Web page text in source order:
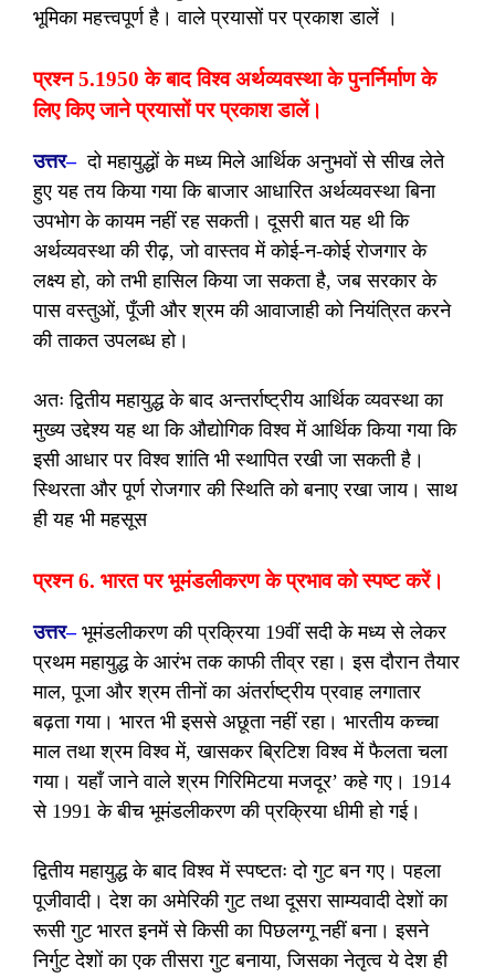
भूमिका महत्त्वपूर्ण है। वाले प्रयासों पर प्रकाश डालें ।
प्रश्न 5.1950 के बाद विश्व अर्थव्यवस्था के पुनर्निर्माण के
लिए किए जाने प्रयासों पर प्रकाश डालें।
उत्तर– दो महायुद्धों के मध्य मिले आर्थिक अनुभवों से सीख लेते
हुए यह तय किया गया कि बाजार आधारित अर्थव्यवस्था बिना
उपभोग के कायम नहीं रह सकती। दूसरी बात यह थी कि
अर्थव्यवस्था की रीढ़, जो वास्तव में कोई-न-कोई रोजगार के
लक्ष्य हो, को तभी हासिल किया जा सकता है, जब सरकार के
पास वस्तुओं, पूँजी और श्रम की आवाजाही को नियंत्रित करने
की ताकत उपलब्ध हो।
अतः द्वितीय महायुद्ध के बाद अन्तर्राष्ट्रीय आर्थिक व्यवस्था का
मुख्य उद्देश्य यह था कि औद्योगिक विश्व में आर्थिक किया गया कि
इसी आधार पर विश्व शांति भी स्थापित रखी जा सकती है।
स्थिरता और पूर्ण रोजगार की स्थिति को बनाए रखा जाय। साथ
ही यह भी महसूस
प्रश्न 6. भारत पर भूमंडलीकरण के प्रभाव को स्पष्ट करें।
उत्तर– भूमंडलीकरण की प्रक्रिया 19वीं सदी के मध्य से लेकर
प्रथम महायुद्ध के आरंभ तक काफी तीव्र रहा। इस दौरान तैयार
माल, पूजा और श्रम तीनों का अंतर्राष्ट्रीय प्रवाह लगातार
बढ़ता गया। भारत भी इससे अछूता नहीं रहा। भारतीय कच्चा
माल तथा श्रम विश्व में, खासकर ब्रिटिश विश्व में फैलता चला
गया। यहाँ जाने वाले श्रम गिरिमिटया मजदूर’ कहे गए। 1914
से 1991 के बीच भूमंडलीकरण की प्रक्रिया धीमी हो गई।
द्वितीय महायुद्ध के बाद विश्व में स्पष्टतः दो गुट बन गए। पहला
पूजीवादी। देश का अमेरिकी गुट तथा दूसरा साम्यवादी देशों का
रूसी गुट भारत इनमें से किसी का पिछलग्गू नहीं बना। इसने
निर्गुट देशों का एक तीसरा गुट बनाया, जिसका नेतृत्व ये देश ही